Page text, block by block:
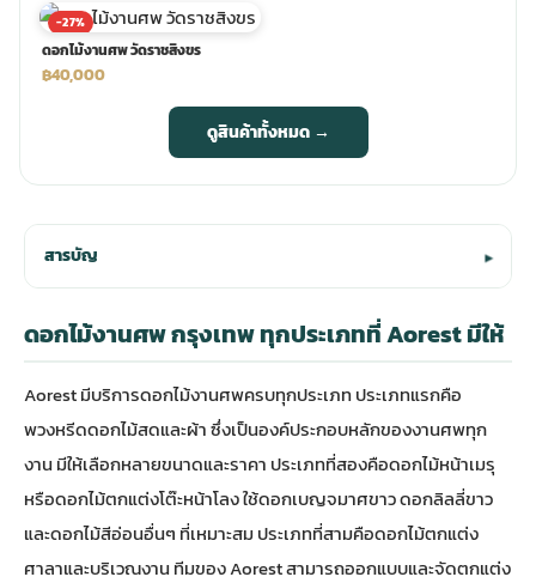
-27%
ดอกไม้งานศพ วัดราชสิงขร
฿40,000
ดูสินค้าทั้งหมด →
สารบัญ ▾
ดอกไม้งานศพ กรุงเทพ ทุกประเภทที่ Aorest มีให้
Aorest มีบริการดอกไม้งานศพครบทุกประเภท ประเภทแรกคือ
พวงหรีดดอกไม้สดและผ้า ซึ่งเป็นองค์ประกอบหลักของงานศพทุก
งาน มีให้เลือกหลายขนาดและราคา ประเภทที่สองคือดอกไม้หน้าเมรุ
หรือดอกไม้ตกแต่งโต๊ะหน้าโลง ใช้ดอกเบญจมาศขาว ดอกลิลลี่ขาว
และดอกไม้สีอ่อนอื่นๆ ที่เหมาะสม ประเภทที่สามคือดอกไม้ตกแต่ง
ศาลาและบริเวณงาน ทีมของ Aorest สามารถออกแบบและจัดตกแต่ง